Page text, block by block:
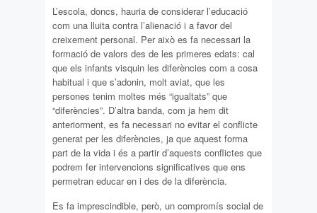
L’escola, doncs, hauria de considerar l’educació
com una lluita contra l’alienació i a favor del
creixement personal. Per això es fa necessari la
formació de valors des de les primeres edats: cal
que els infants visquin les diferències com a cosa
habitual i que s’adonin, molt aviat, que les
persones tenim moltes més “igualtats” que
“diferències”. D’altra banda, com ja hem dit
anteriorment, es fa necessari no evitar el conflicte
generat per les diferències, ja que aquest forma
part de la vida i és a partir d’aquests conflictes que
podrem fer intervencions significatives que ens
permetran educar en i des de la diferència.
Es fa imprescindible, però, un compromís social de